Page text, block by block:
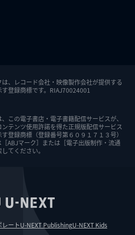
は、レコード会社・映像製作会社が提供する
す登録商標です。RIAJ70024001
この電子書店・電子書籍配信サービスが、
テンツ使用許諾を得た正規版配信サービス
登録商標（登録番号第６０９１７１３号）
ABJマーク］または［電子出版制作・流通
てください。
レートU-NEXT PublishingU-NEXT Kids